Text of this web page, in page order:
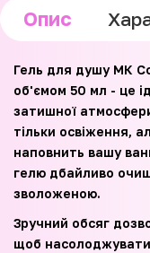
Опис
Гель для душу МК
об'ємом 50 мл - це
затишної
тільки освіження,
наповнить вашу
гелю дбайливо
зволоженою.
Зручний обсяг
щоб